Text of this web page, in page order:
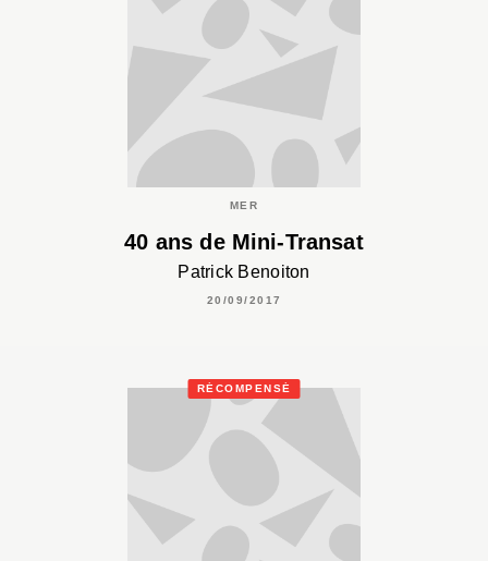
MER
40 ans de Mini-Transat
Patrick Benoiton
20/09/2017
RÉCOMPENSÉ